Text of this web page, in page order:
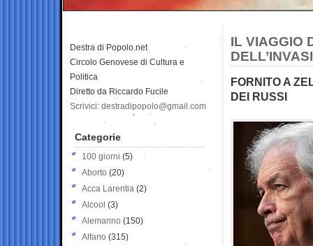
IL VIAGGIO
FORNITO A
DEI RUSSI
Destra di Popolo.net
Circolo Genovese di Cultura e
Politica
Diretto da Riccardo Fucile
Scrivici: destradipopolo@gmail.com
Categorie
100 giorni (5)
Aborto (20)
Acca Larentia (2)
Alcool (3)
Alemanno (150)
Alfano (315)